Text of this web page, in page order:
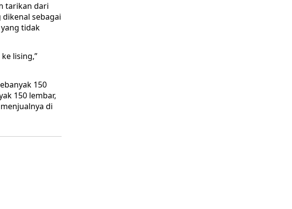
tarikan dari
sebagai
tidak
lising,”
150
150 lembar,
di